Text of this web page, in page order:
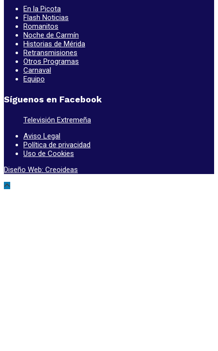
En la Picota
Flash Noticias
Romanitos
Noche de Carmín
Historias de Mérida
Retransmisiones
Otros Programas
Carnaval
Equipo
Síguenos en Facebook
Televisión Extremeña
Aviso Legal
Política de privacidad
Uso de Cookies
Diseño Web: Creoideas